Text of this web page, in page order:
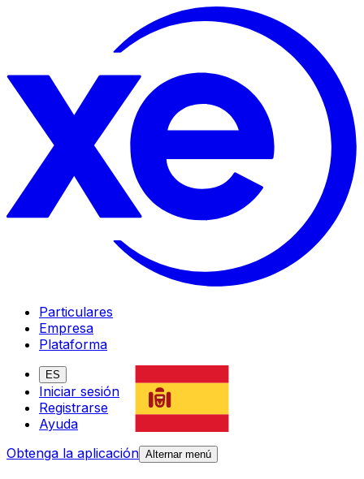
Particulares
Empresa
Plataforma
ES
Iniciar sesión
Registrarse
Ayuda
Obtenga la aplicación Alternar menú